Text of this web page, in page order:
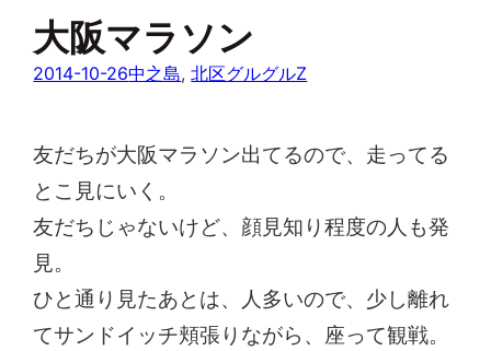
大阪マラソン
2014-10-26中之島, 北区グルグルZ
友だちが大阪マラソン出てるので、走ってる
とこ見にいく。
友だちじゃないけど、顔見知り程度の人も発
見。
ひと通り見たあとは、人多いので、少し離れ
てサンドイッチ頬張りながら、座って観戦。